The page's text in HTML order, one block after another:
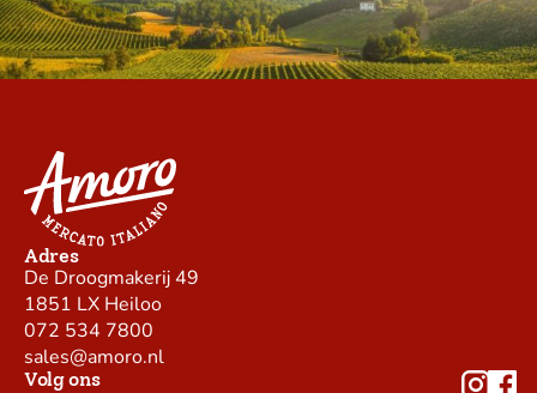
Adres
De Droogmakerij 49
1851 LX Heiloo
072 534 7800
sales@amoro.nl
Volg ons